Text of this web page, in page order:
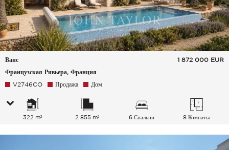
Ванс
Французская Ривьера, Франция
1 872 000 EUR
V2746CO Продажа Дом
322 m² 2 855 m² 6 Спальни 8 Комнаты